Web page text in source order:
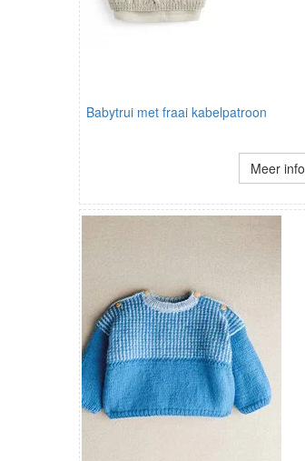
Babytrui met fraai kabelpatroon
Meer info